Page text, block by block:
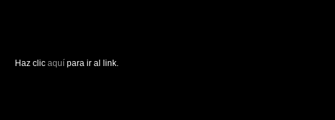
Haz clic aquí para ir al link.